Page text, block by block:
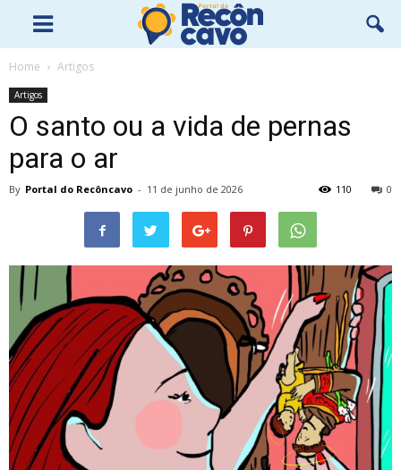
Home Artigos
Artigos
O santo ou a vida de pernas
para o ar
By Portal do Recôncavo - 11 de junho de 2026 0
110